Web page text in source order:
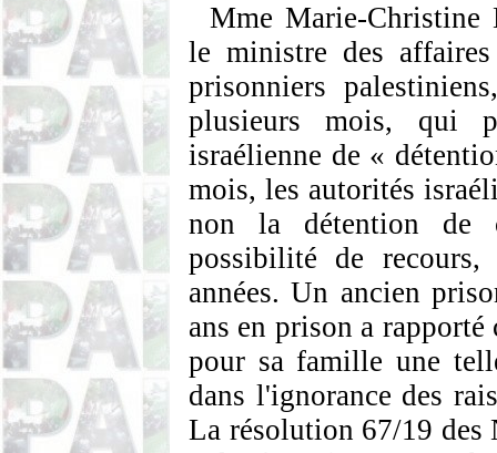
Mme Marie-
le ministre des
prisonniers
plusieurs mois, qui
israélienne de «
mois, les autorités
non la détention de
possibilité de
années. Un ancien
ans en prison a
pour sa famille une
dans l'ignorance des
La résolution 67/19 des